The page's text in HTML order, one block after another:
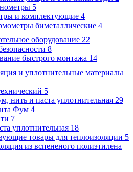
5
и комплектующие 4
биметаллические 4
оборудование 22
8
быстрого монтажа 14
и уплотнительные материалы
5
нить и паста уплотнительная 29
Фум 4
7
уплотнительная 18
товары для теплоизоляции 5
из вспененого полиэтилена